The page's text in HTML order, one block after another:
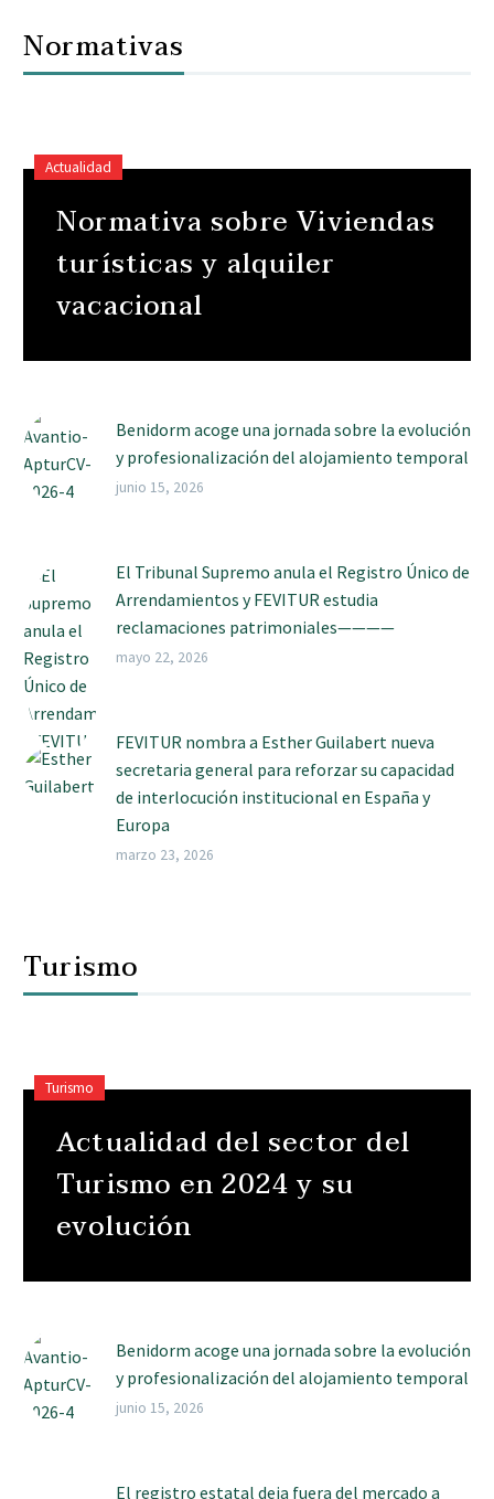
Normativas
Actualidad
Normativa sobre Viviendas
turísticas y alquiler
vacacional
Benidorm acoge una jornada sobre la evolución
y profesionalización del alojamiento temporal
junio 15, 2026
El Tribunal Supremo anula el Registro Único de
Arrendamientos y FEVITUR estudia
reclamaciones patrimoniales————
mayo 22, 2026
FEVITUR nombra a Esther Guilabert nueva
secretaria general para reforzar su capacidad
de interlocución institucional en España y
Europa
marzo 23, 2026
Turismo
Turismo
Actualidad del sector del
Turismo en 2024 y su
evolución
Benidorm acoge una jornada sobre la evolución
y profesionalización del alojamiento temporal
junio 15, 2026
El registro estatal deja fuera del mercado a